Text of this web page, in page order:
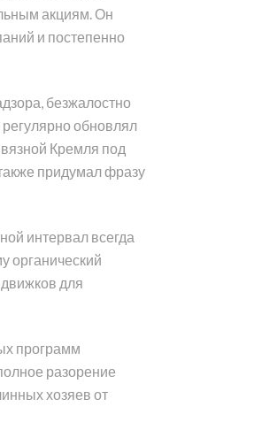
акциям. Он
и постепенно
безжалостно
обновлял
Кремля под
придумал фразу
интервал всегда
органический
для
программ
разорение
хозяев от